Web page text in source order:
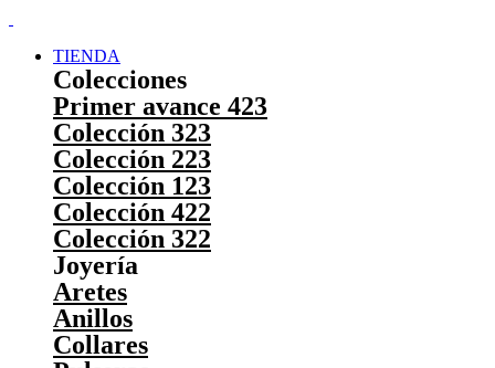
TIENDA
Colecciones
Primer avance 423
Colección 323
Colección 223
Colección 123
Colección 422
Colección 322
Joyería
Aretes
Anillos
Collares